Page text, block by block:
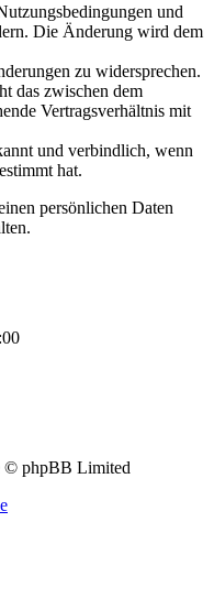
und
Die Änderung wird dem
zu widersprechen.
das zwischen dem
Vertragsverhältnis mit
und verbindlich, wenn
hat.
persönlichen Daten
© phpBB Limited